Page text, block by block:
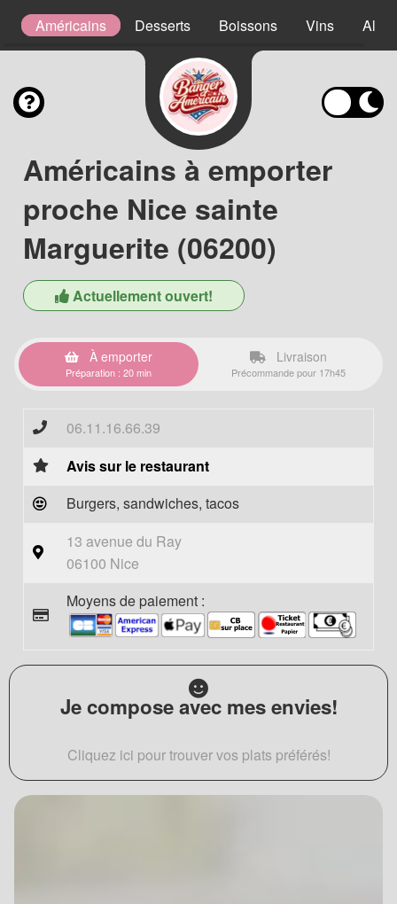
Américains Desserts Boissons Vins
Américains à emporter
proche Nice sainte
Marguerite (06200)
Actuellement ouvert!
À emporter
Préparation : 20 min
Livraison
Précommande pour 17h45
06.11.16.66.39
Avis sur le restaurant
Burgers, sandwiches, tacos
13 avenue du Ray
06100 Nice
Moyens de paiement :
Je compose avec mes envies!
Cliquez ici pour trouver vos plats préférés!